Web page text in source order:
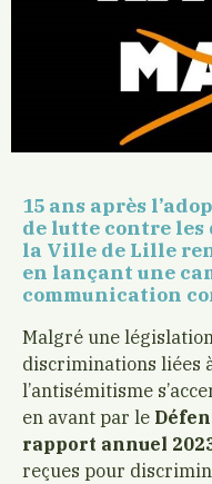
15 ans après
de lutte contre
la Ville de Lille
en lançant une
communication
Malgré une
discriminations liées
l’antisémitisme
en avant par le
rapport annuel
reçues pour